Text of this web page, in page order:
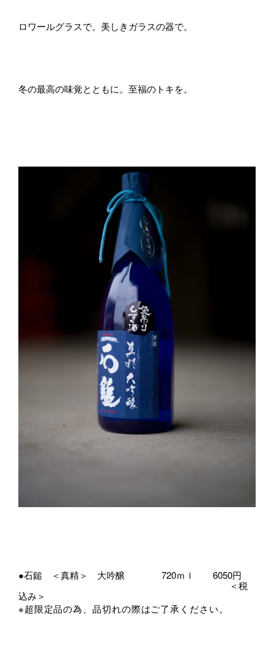
ロワールグラスで。美しきガラスの器で。
冬の最高の味覚とともに。至福のトキを。
●石鎚 ＜真精＞ 大吟醸 720ｍｌ 6050円
＜税
込み＞
※超限定品の為、品切れの際はご了承ください。